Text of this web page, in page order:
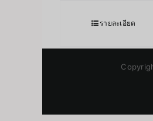
รายละเอียด